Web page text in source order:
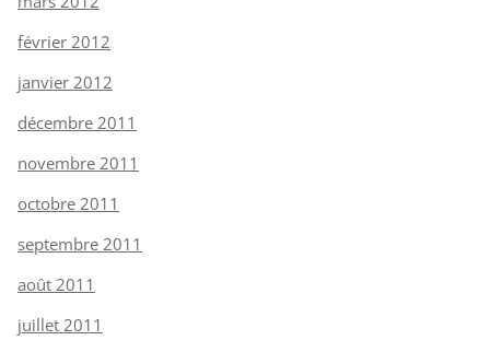
février 2012
janvier 2012
décembre 2011
novembre 2011
octobre 2011
septembre 2011
août 2011
juillet 2011